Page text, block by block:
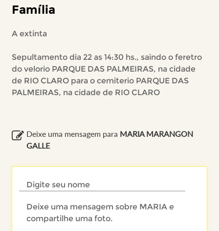
Família
A extinta
Sepultamento dia 22 as 14:30 hs., saindo o feretro
do velorio PARQUE DAS PALMEIRAS, na cidade
de RIO CLARO para o cemiterio PARQUE DAS
PALMEIRAS, na cidade de RIO CLARO
Deixe uma mensagem para MARIA MARANGON
GALLE